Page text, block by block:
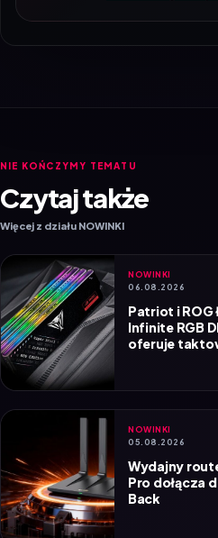
NIE KOŃCZYMY TEMATU
Czytaj także
Więcej z działu NOWINKI
NOWINKI
06.08.2026
Patriot i ROG
Infinite RGB
oferuje
NOWINKI
05.08.2026
Wydajny
Pro dołącza
Back